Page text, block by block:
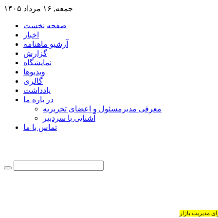
جمعه, ۱۶ مرداد ۱۴۰۵
صفحه نخست
اخبار
آرشیو ماهنامه
گزارش
نمایشگاه
ویدیوها
گالری
یادداشت
در باره ما
معرفی مدیرمسئول و اعضای تحریریه
آشنایی با سردبیر
تماس با ما
مدیریت بازار